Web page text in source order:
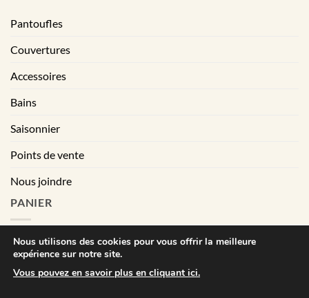
Pantoufles
Couvertures
Accessoires
Bains
Saisonnier
Points de vente
Nous joindre
PANIER
Conditions générales de vente
Nous utilisons des cookies pour vous offrir la meilleure
expérience sur notre site.
Vous pouvez en savoir plus en cliquant ici.